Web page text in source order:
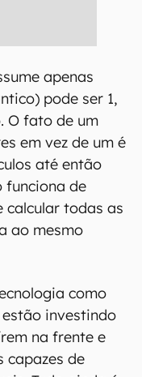
apenas
pode ser 1,
O fato de um
em vez de um é
até então
funciona de
calcular todas as
ao mesmo
como
estão investindo
na frente e
capazes de